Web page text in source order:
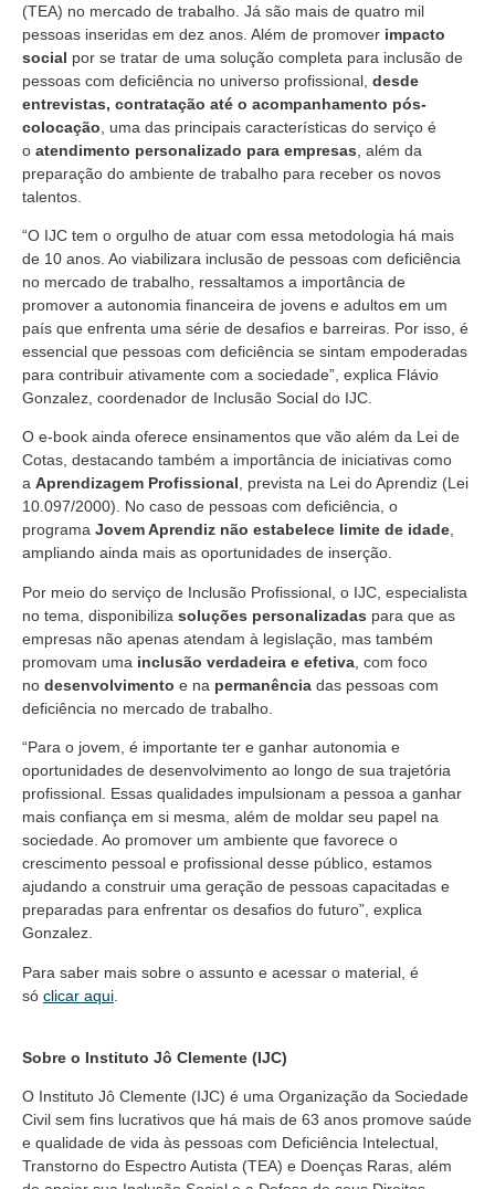
(TEA) no mercado de trabalho. Já são mais de quatro mil
pessoas inseridas em dez anos. Além de promover impacto
social por se tratar de uma solução completa para inclusão de
pessoas com deficiência no universo profissional, desde
entrevistas, contratação até o acompanhamento pós-
colocação , uma das principais características do serviço é
o atendimento personalizado para empresas , além da
preparação do ambiente de trabalho para receber os novos
talentos.
“O IJC tem o orgulho de atuar com essa metodologia há mais
de 10 anos. Ao viabilizara inclusão de pessoas com deficiência
no mercado de trabalho, ressaltamos a importância de
promover a autonomia financeira de jovens e adultos em um
país que enfrenta uma série de desafios e barreiras. Por isso, é
essencial que pessoas com deficiência se sintam empoderadas
para contribuir ativamente com a sociedade”, explica Flávio
Gonzalez, coordenador de Inclusão Social do IJC.
O e-book ainda oferece ensinamentos que vão além da Lei de
Cotas, destacando também a importância de iniciativas como
a Aprendizagem Profissional, prevista na Lei do Aprendiz (Lei
10.097/2000). No caso de pessoas com deficiência, o
programa Jovem Aprendiz não estabelece limite de idade,
ampliando ainda mais as oportunidades de inserção.
Por meio do serviço de Inclusão Profissional, o IJC, especialista
no tema, disponibiliza soluções personalizadas para que as
empresas não apenas atendam à legislação, mas também
promovam uma inclusão verdadeira e efetiva , com foco
no desenvolvimento e na permanência das pessoas com
deficiência no mercado de trabalho.
“Para o jovem, é importante ter e ganhar autonomia e
oportunidades de desenvolvimento ao longo de sua trajetória
profissional. Essas qualidades impulsionam a pessoa a ganhar
mais confiança em si mesma, além de moldar seu papel na
sociedade. Ao promover um ambiente que favorece o
crescimento pessoal e profissional desse público, estamos
ajudando a construir uma geração de pessoas capacitadas e
preparadas para enfrentar os desafios do futuro”, explica
Gonzalez.
Para saber mais sobre o assunto e acessar o material, é
só clicar aqui
Sobre o Instituto Jô Clemente (IJC)
O Instituto Jô Clemente (IJC) é uma Organização da Sociedade
Civil sem fins lucrativos que há mais de 63 anos promove saúde
e qualidade de vida às pessoas com Deficiência Intelectual,
Transtorno do Espectro Autista (TEA) e Doenças Raras, além